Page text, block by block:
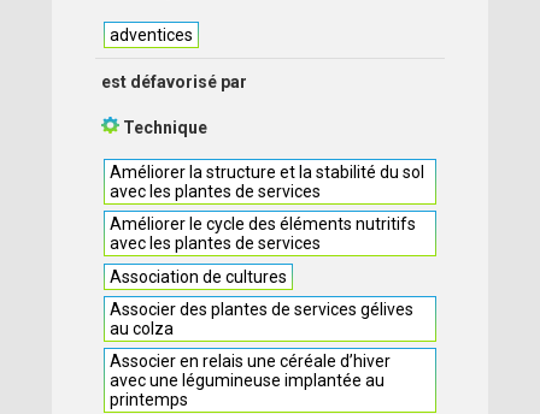
adventices
est défavorisé par
Technique
Améliorer la structure et la stabilité du sol
avec les plantes de services
Améliorer le cycle des éléments nutritifs
avec les plantes de services
Association de cultures
Associer des plantes de services gélives
au colza
Associer en relais une céréale d’hiver
avec une légumineuse implantée au
printemps